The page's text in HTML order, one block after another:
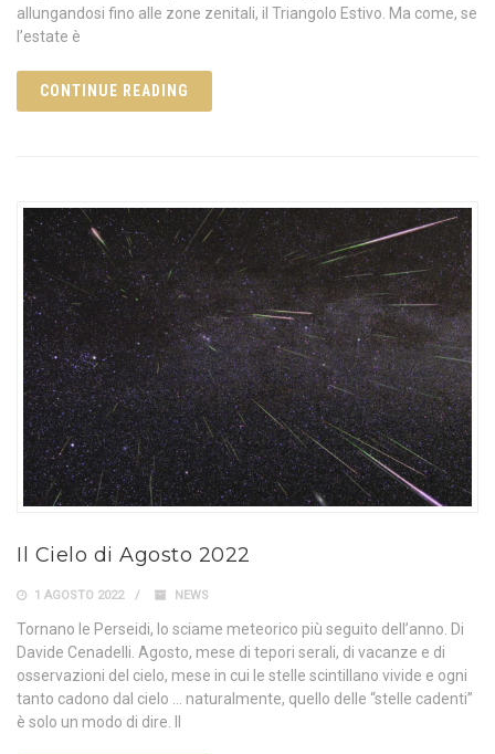
allungandosi fino alle zone zenitali, il Triangolo Estivo. Ma come, se
l’estate è
CONTINUE READING
Il Cielo di Agosto 2022
1 AGOSTO 2022 NEWS
Tornano le Perseidi, lo sciame meteorico più seguito dell’anno. Di
Davide Cenadelli. Agosto, mese di tepori serali, di vacanze e di
osservazioni del cielo, mese in cui le stelle scintillano vivide e ogni
tanto cadono dal cielo … naturalmente, quello delle “stelle cadenti”
è solo un modo di dire. Il